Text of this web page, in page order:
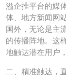
溢企推平台的媒
体、地方新闻网
国外，无论是主
的传播阵地。这
地触达潜在用户
二、精准触达，